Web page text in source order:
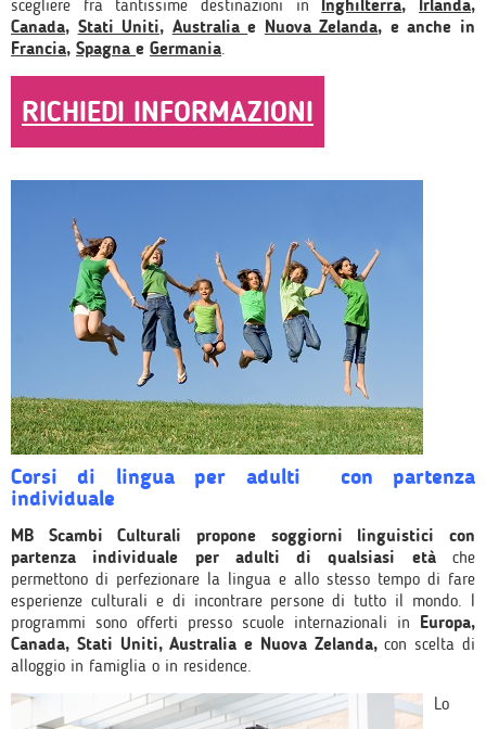
scegliere fra tantissime destinazioni in Inghilterra, Irlanda,
Canada, Stati Uniti, Australiae Nuova Zelanda, e anche in
Francia, Spagna e Germania.
RICHIEDI INFORMAZIONI
Corsi di lingua per adulti con partenza
individuale
MB Scambi Culturali propone soggiorni linguistici con
partenza individuale per adulti di qualsiasi età che
permettono di perfezionare la lingua e allo stesso tempo di fare
esperienze culturali e di incontrare persone di tutto il mondo. I
programmi sono offerti presso scuole internazionali in Europa,
Canada, Stati Uniti, Australia e Nuova Zelanda,con scelta di
alloggio in famiglia o in residence.
Lo